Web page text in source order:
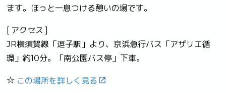
ます。ほっと一息つける憩いの場です。
[ アクセス ]
JR横須賀線「逗子駅」より、京浜急行バス「アザリエ循
環」約10分。「南公園バス停」下車。
☆ この場所を詳しく見る